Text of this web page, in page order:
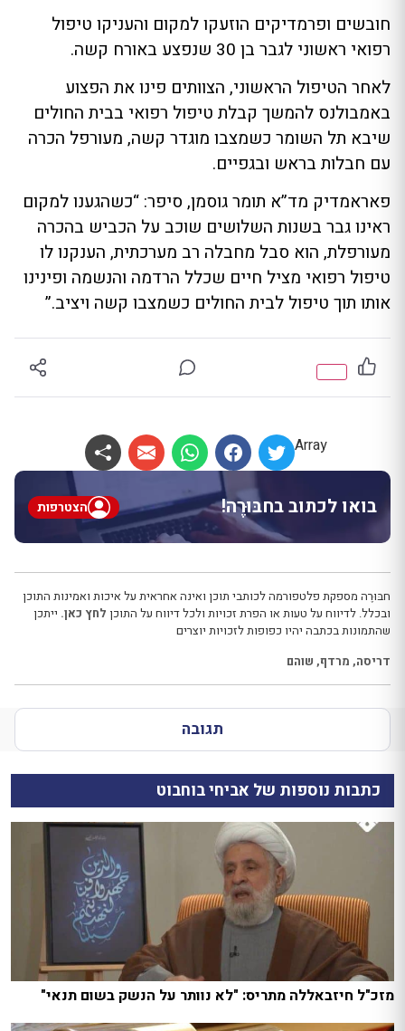
חובשים ופרמדיקים הוזעקו למקום והעניקו טיפול
רפואי ראשוני לגבר בן 30 שנפצע באורח קשה.
לאחר הטיפול הראשוני, הצוותים פינו את הפצוע
באמבולנס להמשך קבלת טיפול רפואי בבית החולים
שיבא תל השומר כשמצבו מוגדר קשה, מעורפל הכרה
עם חבלות בראש ובגפיים.
פאראמדיק מד”א תומר גוסמן, סיפר: “כשהגענו למקום
ראינו גבר בשנות השלושים שוכב על הכביש בהכרה
מעורפלת, הוא סבל מחבלה רב מערכתית, הענקנו לו
טיפול רפואי מציל חיים שכלל הרדמה והנשמה ופינינו
אותו תוך טיפול לבית החולים כשמצבו קשה ויציב.”
Array
בואו לכתוב בחבּוּרֶה! הצטרפות
חבּוּרֶה מספקת פלטפורמה לכותבי תוכן ואינה אחראית על איכות ואמינות התוכן
ובכלל. לדיווח על טעות או הפרת זכויות ולכל דיווח על התוכן לחץ כאן. ייתכן
שהתמונות בכתבה יהיו כפופות לזכויות יוצרים
דריסה, מרדף, שוהם
תגובה
כתבות נוספות של אביחי בוחבוט
מזכ"ל חיזבאללה מתריס: "לא נוותר על הנשק בשום תנאי"